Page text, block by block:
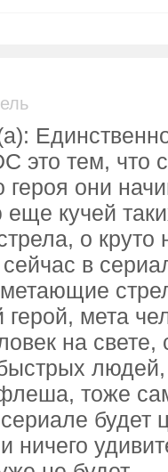
это тем, что
героя они
еще кучей
о круто
в
герой, мета
на свете,
тоже
будет
ничего